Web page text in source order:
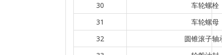
30
车轮螺栓
31
车轮螺母
32
圆锥滚子轴